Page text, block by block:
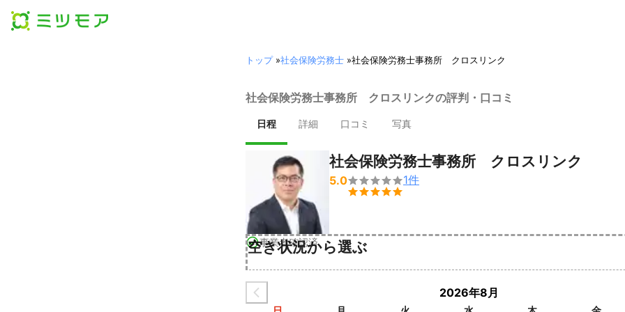
トップ»社会保険労務士 »社会保険労務士事務所 クロスリンク
社会保険労務士事務所 クロスリンクの評判・口コミ
日程 詳細 口コミ 写真
事業者確認済
社会保険労務士事務所 クロスリンク
5.0

1件
空き状況から選ぶ
2026年8月